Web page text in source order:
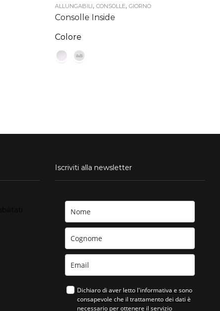
ALLUNGABILI, CONSOLLE, GIORNO
Consolle Inside
Colore
Iscriviti alla newsletter
Dichiaro di aver letto l'informativa e sono
consapevole che il trattamento dei dati è
necessario per ottenere il servizio